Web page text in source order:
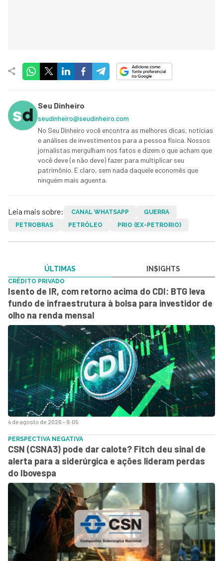
Seu Dinheiro
seudinheiro@seudinheiro.com
No Seu Dinheiro você encontra as melhores dicas, notícias
e análises de investimentos para a pessoa física. Nossos
jornalistas mergulham nos fatos e dizem o que acham que
você deve (e não deve) fazer para multiplicar seu
patrimônio. E claro, sem nada daquele economês que
ninguém mais aguenta.
Leia mais sobre: CANAL WHATSAPP
GUERRA
PETROBRAS
PETRÓLEO PRIO (EX-PETRORIO)
ÚLTIMAS IN$IGHTS
4 de agosto de 2026 - 9:05
CRÉDITO PRIVADO
Isento de IR, com retorno acima do CDI: BTG leva
fundo de infraestrutura à bolsa para investidor de
olho na renda mensal
PERSPECTIVA NEGATIVA
CSN (CSNA3) pode dar calote? Fitch deu sinal de
alerta para a siderúrgica e ações lideram perdas
do Ibovespa